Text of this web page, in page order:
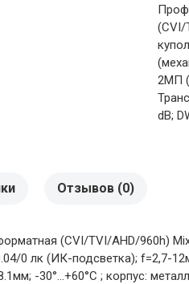
(CVI/
2МП
dB;
Отзывов (0)
(CVI/TVI/AHD/960h)
0 лк (ИК-подсветка); f=2,7-
-30°…+60°C ; корпус: